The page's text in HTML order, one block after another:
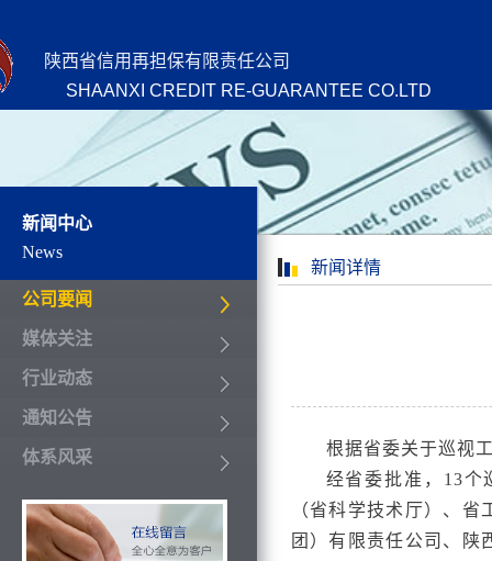
陕西省信用再担保有限责任公司
SHAANXI CREDIT RE-GUARANTEE CO.LTD
新闻中心
News
公司要闻
媒体关注
行业动态
通知公告
体系风采
新闻详情
根据省委关于巡视
经省委批准，13个
（省科学技术厅）、
团）有限责任公司、陕